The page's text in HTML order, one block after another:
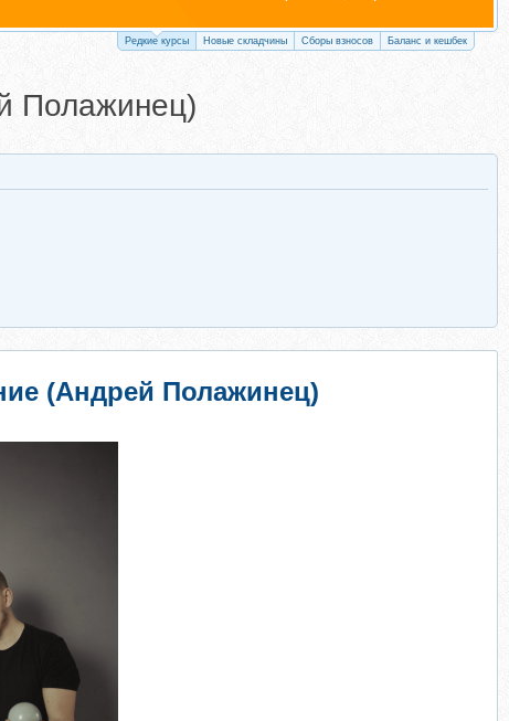
Редкие курсы Новые складчины Сборы взносов Баланс и кешбек
Полажинец)
(Андрей Полажинец)